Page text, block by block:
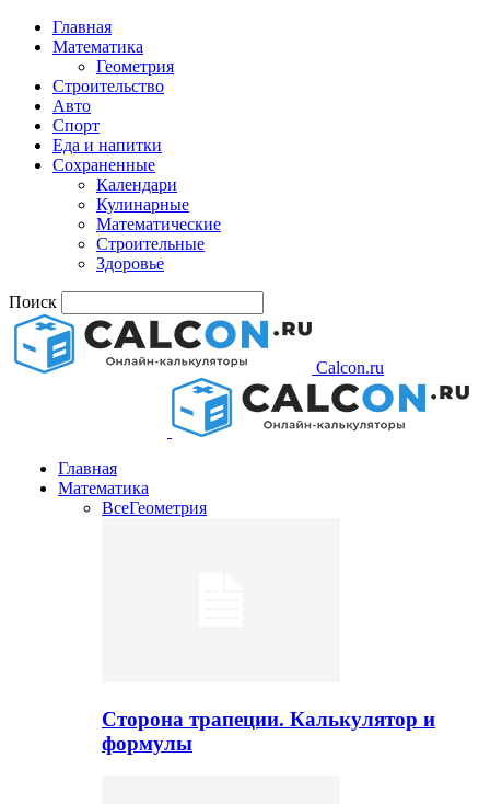
Главная
Математика
Геометрия
Строительство
Авто
Спорт
Еда и напитки
Сохраненные
Календари
Кулинарные
Математические
Строительные
Здоровье
Поиск
Calcon.ru
Главная
Математика
ВсеГеометрия
Сторона трапеции. Калькулятор и
формулы